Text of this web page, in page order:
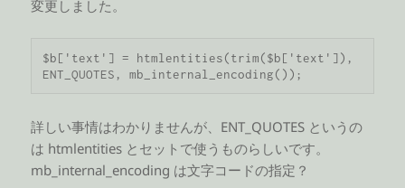
変更しました。
$b['text'] = htmlentities(trim($b['text']),
ENT_QUOTES, mb_internal_encoding());
詳しい事情はわかりませんが、ENT_QUOTES というの
は htmlentities とセットで使うものらしいです。
mb_internal_encoding は文字コードの指定？